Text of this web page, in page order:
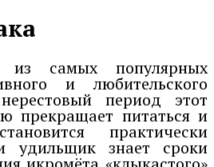
самых популярных
и любительского
период этот
прекращает питаться и
практически
удильщик знает сроки